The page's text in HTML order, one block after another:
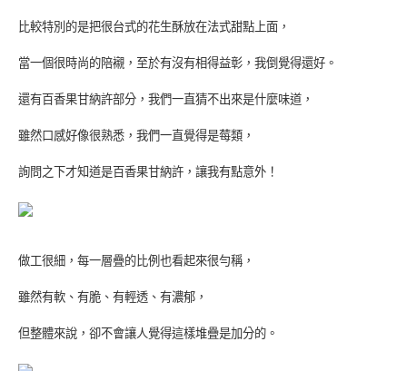
比較特別的是把很台式的花生酥放在法式甜點上面，
當一個很時尚的陪襯，至於有沒有相得益彰，我倒覺得還好。
還有百香果甘納許部分，我們一直猜不出來是什麼味道，
雖然口感好像很熟悉，我們一直覺得是莓類，
詢問之下才知道是百香果甘納許，讓我有點意外！
做工很細，每一層疊的比例也看起來很勻稱，
雖然有軟、有脆、有輕透、有濃郁，
但整體來說，卻不會讓人覺得這樣堆疊是加分的。